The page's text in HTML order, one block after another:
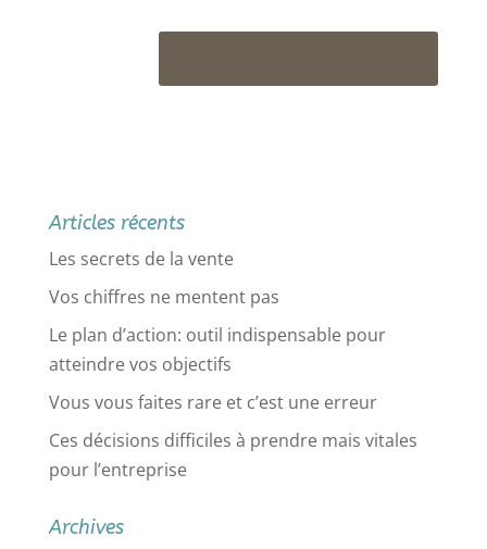
Articles récents
Les secrets de la vente
Vos chiffres ne mentent pas
Le plan d’action: outil indispensable pour
atteindre vos objectifs
Vous vous faites rare et c’est une erreur
Ces décisions difficiles à prendre mais vitales
pour l’entreprise
Archives